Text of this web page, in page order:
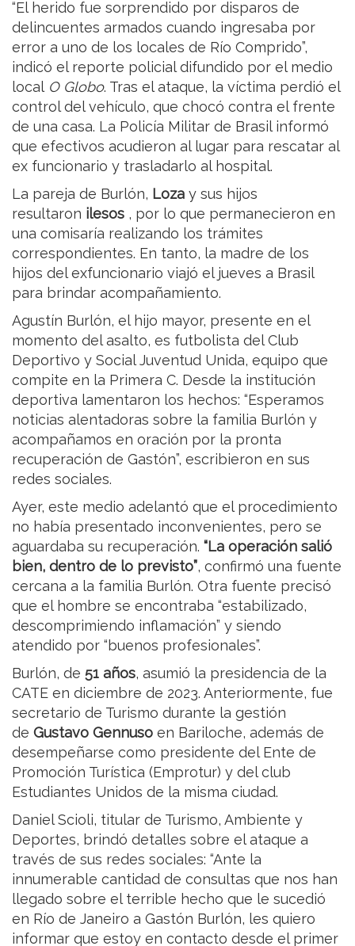
“El herido fue sorprendido por disparos de
delincuentes armados cuando ingresaba por
error a uno de los locales de Río Comprido”,
indicó el reporte policial difundido por el medio
local O Globo. Tras el ataque, la víctima perdió el
control del vehículo, que chocó contra el frente
de una casa. La Policía Militar de Brasil informó
que efectivos acudieron al lugar para rescatar al
ex funcionario y trasladarlo al hospital.
La pareja de Burlón, Loza y sus hijos
resultaron ilesos , por lo que permanecieron en
una comisaría realizando los trámites
correspondientes. En tanto, la madre de los
hijos del exfuncionario viajó el jueves a Brasil
para brindar acompañamiento.
Agustín Burlón, el hijo mayor, presente en el
momento del asalto, es futbolista del Club
Deportivo y Social Juventud Unida, equipo que
compite en la Primera C. Desde la institución
deportiva lamentaron los hechos: “Esperamos
noticias alentadoras sobre la familia Burlón y
acompañamos en oración por la pronta
recuperación de Gastón”, escribieron en sus
redes sociales.
Ayer, este medio adelantó que el procedimiento
no había presentado inconvenientes, pero se
aguardaba su recuperación. “La operación salió
bien, dentro de lo previsto”, confirmó una fuente
cercana a la familia Burlón. Otra fuente precisó
que el hombre se encontraba “estabilizado,
descomprimiendo inflamación” y siendo
atendido por “buenos profesionales”.
Burlón, de 51 años, asumió la presidencia de la
CATE en diciembre de 2023. Anteriormente, fue
secretario de Turismo durante la gestión
de Gustavo Gennuso en Bariloche, además de
desempeñarse como presidente del Ente de
Promoción Turística (Emprotur) y del club
Estudiantes Unidos de la misma ciudad.
Daniel Scioli, titular de Turismo, Ambiente y
Deportes, brindó detalles sobre el ataque a
través de sus redes sociales: “Ante la
innumerable cantidad de consultas que nos han
llegado sobre el terrible hecho que le sucedió
en Río de Janeiro a Gastón Burlón, les quiero
informar que estoy en contacto desde el primer